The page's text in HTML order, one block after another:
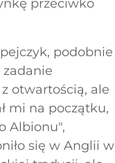
przeciwko
podobnie
zadanie
otwartością, ale
mi na początku,
Albionu",
się w Anglii w